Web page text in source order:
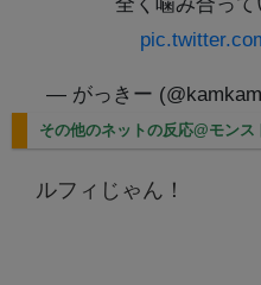
— がっきー
その他のネットの反応@モンス
ルフィじゃん！